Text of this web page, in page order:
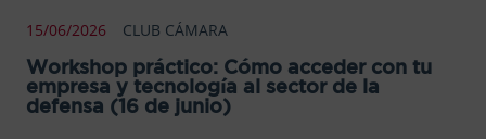
15/06/2026 CLUB CÁMARA
Workshop práctico: Cómo acceder con tu
empresa y tecnología al sector de la
defensa (16 de junio)